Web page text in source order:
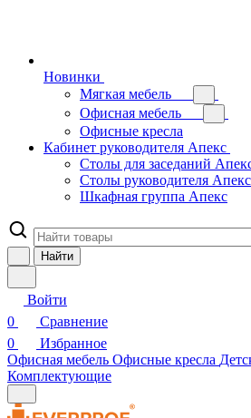
Новинки
Мягкая мебель
Офисная мебель
Офисные кресла
Кабинет руководителя Апекс
Столы для заседаний
Столы руководителя Апекс
Шкафная группа Апекс
Найти
Войти
0
Сравнение
0
Избранное
Офисная мебель Офисные кресла
Комплектующие